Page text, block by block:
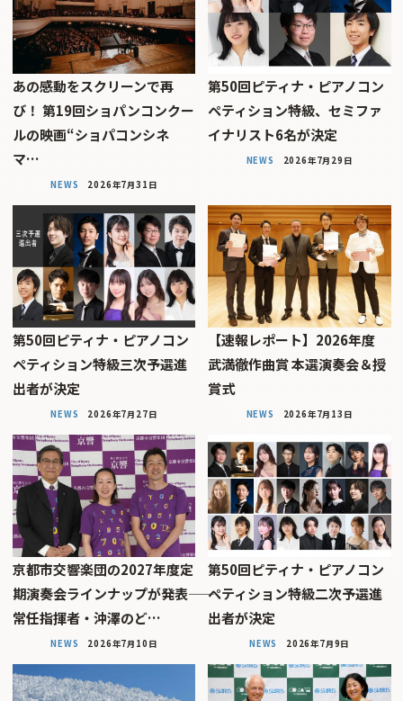
あの感動をスクリーンで再
び！ 第19回ショパンコンクー
ルの映画“ショパコンシネ
マ…
NEWS 2026年7月31日
第50回ピティナ・ピアノコン
ペティション特級、セミファ
イナリスト6名が決定
NEWS 2026年7月29日
第50回ピティナ・ピアノコン
ペティション特級三次予選進
出者が決定
NEWS 2026年7月27日
【速報レポート】2026年度
武満徹作曲賞 本選演奏会＆授
賞式
NEWS 2026年7月13日
京都市交響楽団の2027年度定
期演奏会ラインナップが発表――
常任指揮者・沖澤のど…
NEWS 2026年7月10日
第50回ピティナ・ピアノコン
ペティション特級二次予選進
出者が決定
NEWS 2026年7月9日